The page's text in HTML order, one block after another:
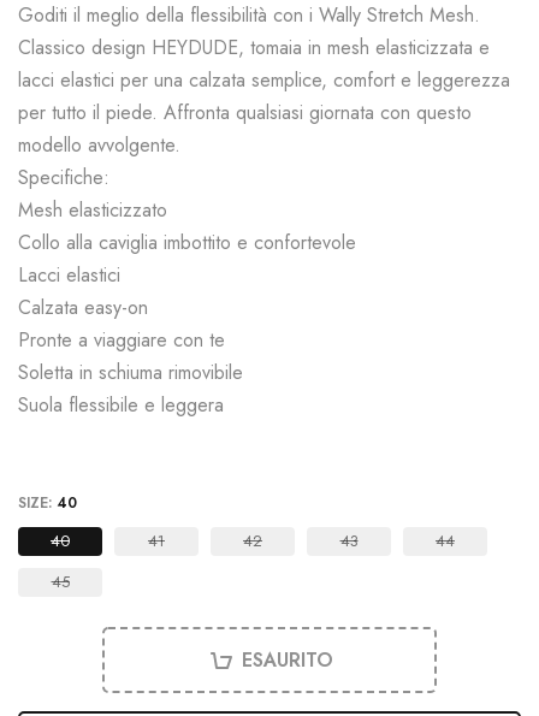
Goditi il meglio della flessibilità con i Wally Stretch Mesh.
Classico design HEYDUDE, tomaia in mesh elasticizzata e
lacci elastici per una calzata semplice, comfort e leggerezza
per tutto il piede. Affronta qualsiasi giornata con questo
modello avvolgente.
Specifiche:
Mesh elasticizzato
Collo alla caviglia imbottito e confortevole
Lacci elastici
Calzata easy-on
Pronte a viaggiare con te
Soletta in schiuma rimovibile
Suola flessibile e leggera
SIZE: 40
40 41 42 43
44
45
ESAURITO